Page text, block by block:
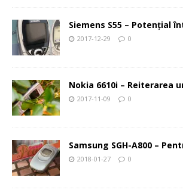
Siemens S55 – Potenţial
2017-12-29 0
Nokia 6610i – Reiterarea
2017-11-09 0
Samsung SGH-A800 –
2018-01-27 0